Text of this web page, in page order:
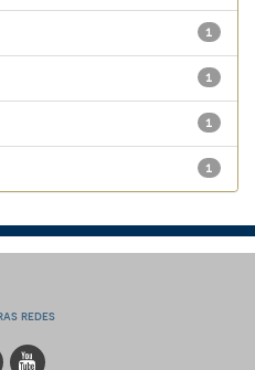
1
1
1
1
redes